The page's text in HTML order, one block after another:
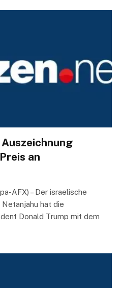
an
AFX) – Der israelische
hat die
Donald Trump mit dem